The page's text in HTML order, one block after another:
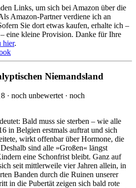
Links, um sich bei Amazon über die
Amazon-Partner verdiene ich an
Sie dort etwas kaufen, erhalte ich –
eine kleine Provision. Danke für Ihre
hier.
Niemandsland
· noch unbewertet · noch
Bald muss sie sterben – wie alle
in Belgien erstmals auftrat und sich
wirkt offenbar über Hormone, die
sind alle »Großen« längst
eine Schonfrist bleibt. Ganz auf
seit mittler­weile vier Jahren allein, in
Banden durch die Ruinen unserer
in die Pubertät zeigen sich bald rote